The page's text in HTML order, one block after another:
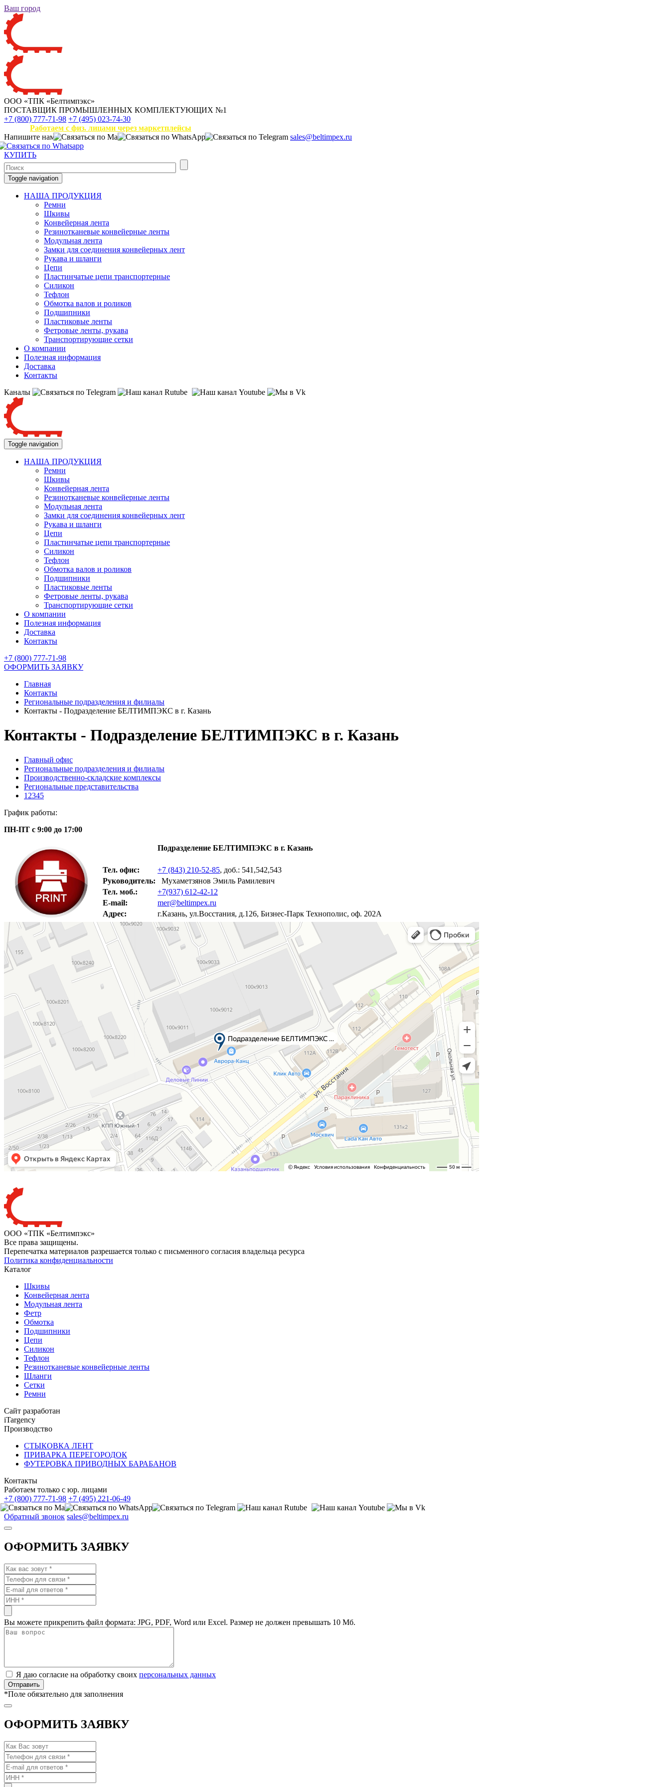
Ваш город
ООО «ТПК «Белтимпэкс»
ПОСТАВЩИК ПРОМЫШЛЕННЫХ КОМПЛЕКТУЮЩИХ №1
+7 (800) 777-71-98 +7 (495) 023-74-30
Работаем с физ. лицами через маркетплейсы
Напишите нам
sales@beltimpex.ru
КУПИТЬ
Toggle navigation
НАША ПРОДУКЦИЯ
Ремни
Шкивы
Конвейерная лента
Резинотканевые конвейерные ленты
Модульная лента
Замки для соединения конвейерных лент
Рукава и шланги
Цепи
Пластинчатые цепи транспортерные
Силикон
Тефлон
Обмотка валов и роликов
Подшипники
Пластиковые ленты
Фетровые ленты, рукава
Транспортирующие сетки
О компании
Полезная информация
Доставка
Контакты
Каналы
Toggle navigation
НАША ПРОДУКЦИЯ
Ремни
Шкивы
Конвейерная лента
Резинотканевые конвейерные ленты
Модульная лента
Замки для соединения конвейерных лент
Рукава и шланги
Цепи
Пластинчатые цепи транспортерные
Силикон
Тефлон
Обмотка валов и роликов
Подшипники
Пластиковые ленты
Фетровые ленты, рукава
Транспортирующие сетки
О компании
Полезная информация
Доставка
Контакты
+7 (800) 777-71-98
ОФОРМИТЬ ЗАЯВКУ
Главная
Контакты
Региональные подразделения и филиалы
Контакты - Подразделение БЕЛТИМПЭКС в г. Казань
Контакты - Подразделение БЕЛТИМПЭКС в г. Казань
Главный офис
Региональные подразделения и филиалы
Производственно-складские комплексы
Региональные представительства
12345
График работы:
ПН-ПТ с 9:00 до 17:00
Подразделение БЕЛТИМПЭКС в г. Казань
Тел. офис: +7 (843) 210-52-85, доб.: 541,542,543
Руководитель:
Мухаметзянов Эмиль Рамилевич
Тел. моб.:
+7(937) 612-42-12
E-mail:
mer@beltimpex.ru
Адрес:
г.Казань, ул.Восстания, д.126, Бизнес-Парк Технополис, оф. 202A
ООО «ТПК «Белтимпэкс»
Все права защищены.
Перепечатка материалов разрешается только с письменного согласия владельца ресурса
Политика конфиденциальности
Каталог
Шкивы
Конвейерная лента
Модульная лента
Фетр
Обмотка
Подшипники
Цепи
Силикон
Тефлон
Резинотканевые конвейерные ленты
Шланги
Сетки
Ремни
Сайт разработан
iTargency
Производство
СТЫКОВКА ЛЕНТ
ПРИВАРКА ПЕРЕГОРОДОК
ФУТЕРОВКА ПРИВОДНЫХ БАРАБАНОВ
Контакты
Работаем только с юр. лицами
+7 (800) 777-71-98 +7 (495) 221-06-49
Обратный звонок sales@beltimpex.ru
ОФОРМИТЬ ЗАЯВКУ
Вы можете прикрепить файл формата: JPG, PDF, Word или Excel. Размер не должен превышать 10 Мб.
Я даю согласие на обработку своих персональных данных
*Поле обязательно для заполнения
ОФОРМИТЬ ЗАЯВКУ